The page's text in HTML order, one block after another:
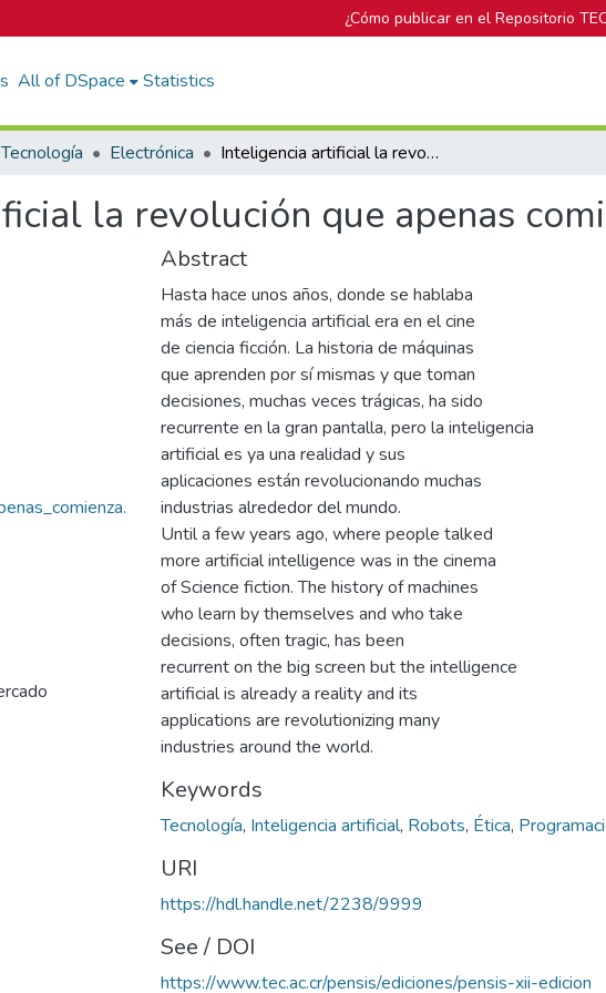
¿Cómo publicar en el Repositorio
All of DSpace Statistics
Tecnología Electrónica Inteligencia artificial la revolución que apenas comienza
la revolución que apenas
Abstract
Hasta hace unos años, donde se hablaba
más de inteligencia artificial era en el cine
de ciencia ficción. La historia de máquinas
que aprenden por sí mismas y que toman
decisiones, muchas veces trágicas, ha sido
recurrente en la gran pantalla, pero la inteligencia
artificial es ya una realidad y sus
aplicaciones están revolucionando muchas
industrias alrededor del mundo.
Until a few years ago, where people talked
more artificial intelligence was in the cinema
of Science fiction. The history of machines
who learn by themselves and who take
decisions, often tragic, has been
recurrent on the big screen but the intelligence
artificial is already a reality and its
applications are revolutionizing many
industries around the world.
Keywords
Tecnología, Inteligencia artificial, Robots, Ética,
URI
https://hdl.handle.net/2238/9999
See / DOI
https://www.tec.ac.cr/pensis/ediciones/pensis-xii-edicion